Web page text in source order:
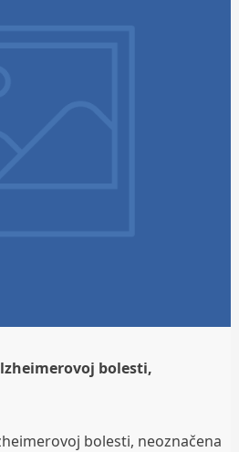
bolesti,
bolesti, neoznačena